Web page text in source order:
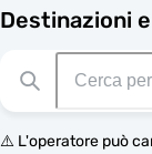
Destinazioni
⚠️ L'operatore può